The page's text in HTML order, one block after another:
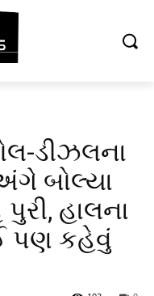
ડીઝલના
બોલ્યા
હાલના
પણ કહેવું